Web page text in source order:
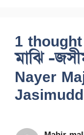
1 thought
মাঝি -
Nayer